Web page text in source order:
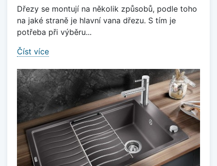
Dřezy se montují na několik způsobů, podle toho
na jaké straně je hlavní vana dřezu. S tím je
potřeba při výběru...
Číst více